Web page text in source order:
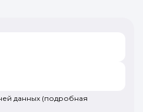
данных (подробная